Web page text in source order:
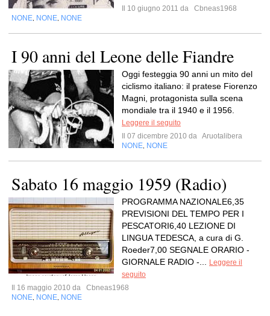
Il 10 giugno 2011 da
Cbneas1968
NONE NONE NONE
I 90 anni del Leone delle Fiandre
Oggi festeggia 90 anni un mito del
ciclismo italiano: il pratese Fiorenzo
Magni, protagonista sulla scena
mondiale tra il 1940 e il 1956.
Leggere il seguito
Il 07 dicembre 2010 da Aruotalibera
NONE NONE
Sabato 16 maggio 1959 (Radio)
PROGRAMMA NAZIONALE6,35
PREVISIONI DEL TEMPO PER I
PESCATORI6,40 LEZIONE DI
LINGUA TEDESCA, a cura di G.
Roeder7,00 SEGNALE ORARIO -
GIORNALE RADIO -...
Leggere il
seguito
Il 16 maggio 2010 da
Cbneas1968
NONE NONE NONE